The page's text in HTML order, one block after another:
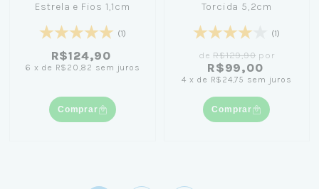
Estrela e Fios 1,1cm
(1)
R$124,90
6 x de R$20,82 sem juros
Comprar
Torcida 5,2cm
(1)
deR$129,90 por
R$99,00
4 x de R$24,75 sem juros
Comprar